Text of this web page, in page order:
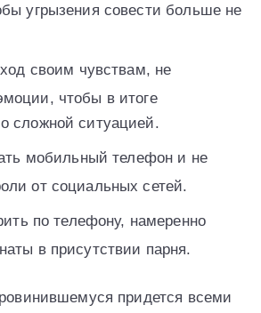
угрызения совести больше не
своим чувствам, не
чтобы в итоге
сложной ситуацией.
мобильный телефон и не
от социальных сетей.
по телефону, намеренно
в присутствии парня.
придется всеми